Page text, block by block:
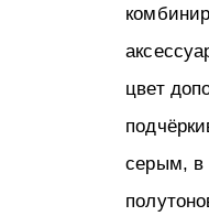
цвет
серым, в